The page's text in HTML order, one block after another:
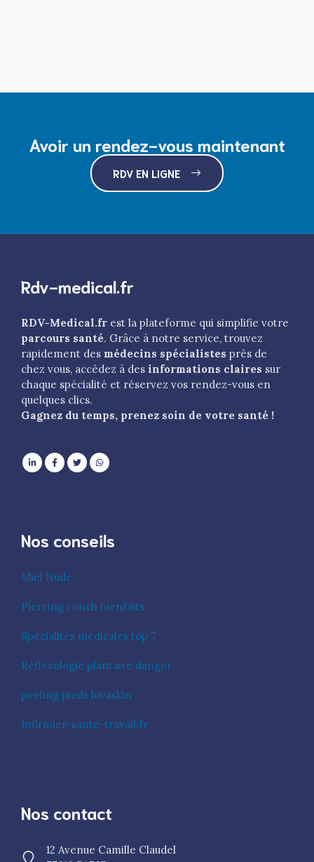
Avoir un rendez-vous maintenant
RDV EN LIGNE
Rdv-medical.fr
RDV-Medical.fr est la plateforme qui simplifie votre
parcours santé. Grâce à notre service, trouvez
rapidement des médecins spécialistes près de
chez vous, accédez à des informations claires sur
chaque spécialité et réservez vos rendez-vous en
quelques clics.
Gagnez du temps, prenez soin de votre santé !
Nos conseils
Miel Nude
Piercing conch bienfaits
Spécialités médicales top 7
Réflexologie plantaire danger
peeling pieds lovaskin
Infirmier-sante-travail.fr
Nos contact
12 Avenue Camille Claudel